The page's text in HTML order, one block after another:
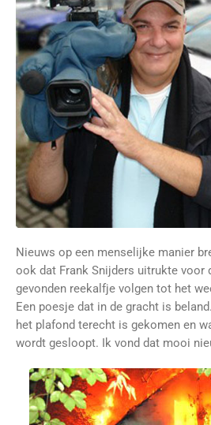
Nieuws op een menselijke manier
ook dat Frank Snijders uitrukte voor
gevonden reekalfje volgen tot het
Een poesje dat in de gracht is
het plafond terecht is gekomen en
wordt gesloopt. Ik vond dat mooi